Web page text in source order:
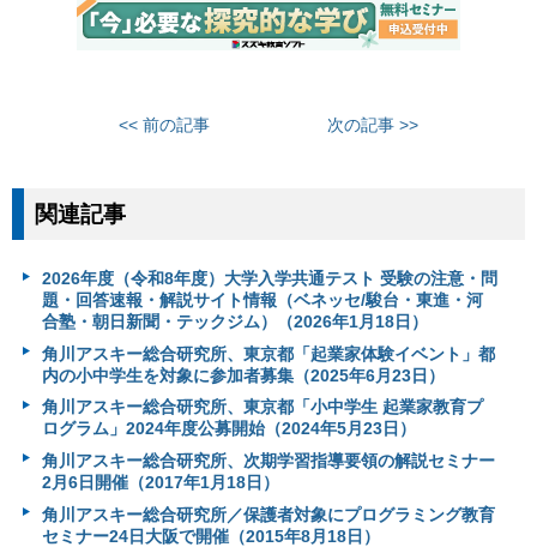
<< 前の記事 次の記事 >>
関連記事
2026年度（令和8年度）大学入学共通テスト 受験の注意・問
題・回答速報・解説サイト情報（ベネッセ/駿台・東進・河
合塾・朝日新聞・テックジム）（2026年1月18日）
角川アスキー総合研究所、東京都「起業家体験イベント」都
内の小中学生を対象に参加者募集（2025年6月23日）
角川アスキー総合研究所、東京都「小中学生 起業家教育プ
ログラム」2024年度公募開始（2024年5月23日）
角川アスキー総合研究所、次期学習指導要領の解説セミナー
2月6日開催（2017年1月18日）
角川アスキー総合研究所／保護者対象にプログラミング教育
セミナー24日大阪で開催（2015年8月18日）